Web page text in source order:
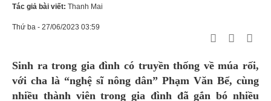
Tác giả bài viết: Thanh Mai
Thứ ba - 27/06/2023 03:59
Sinh ra trong gia đình có truyền thống về múa rối,
với cha là “nghệ sĩ nông dân” Phạm Văn Bể, cùng
nhiều thành viên trong gia đình đã gắn bó nhiều